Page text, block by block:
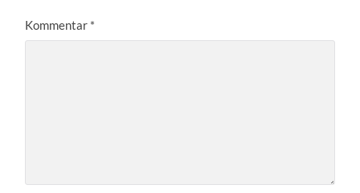
Kommentar *